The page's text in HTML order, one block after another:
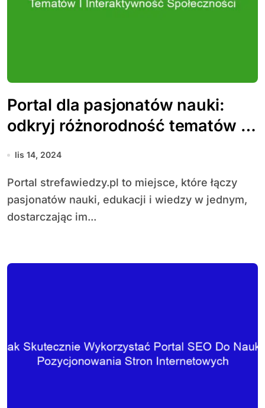
Portal dla pasjonatów nauki:
odkryj różnorodność tematów i
interaktywność społeczności
lis 14, 2024
Portal strefawiedzy.pl to miejsce, które łączy
pasjonatów nauki, edukacji i wiedzy w jednym,
dostarczając im...